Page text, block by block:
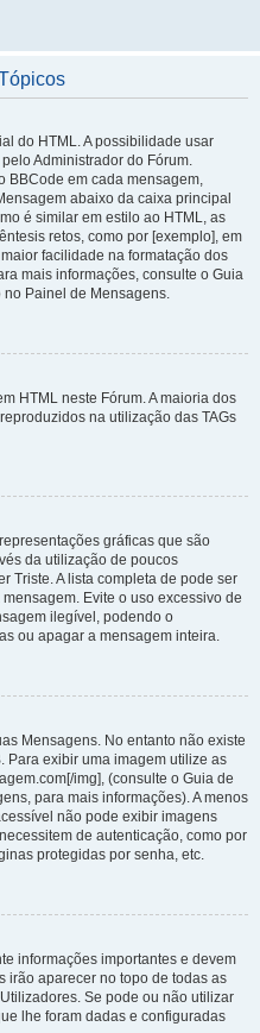
do HTML. A possibilidade usar
Administrador do Fórum.
BBCode em cada mensagem,
abaixo da caixa principal
é similar em estilo ao HTML, as
retos, como por [exemplo], em
facilidade na formatação dos
mais informações, consulte o Guia
no Painel de Mensagens.
HTML neste Fórum. A maioria dos
na utilização das TAGs
gráficas que são
da utilização de poucos
Triste. A lista completa de pode ser
Evite o uso excessivo de
ilegível, podendo o
ou apagar a mensagem inteira.
Mensagens. No entanto não existe
Para exibir uma imagem utilize as
img], (consulte o Guia de
para mais informações). A menos
não pode exibir imagens
de autenticação, como por
protegidas por senha, etc.
informações importantes e devem
irão aparecer no topo de todas as
Se pode ou não utilizar
lhe foram dadas e configuradas